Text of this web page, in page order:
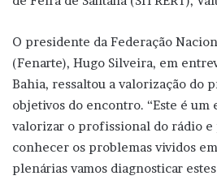
O presidente da Federação
(Fenarte), Hugo Silveira, em
Bahia, ressaltou a valorização do
objetivos do encontro. “Este é
valorizar o profissional do rádio e
conhecer os problemas vividos
plenárias vamos diagnosticar